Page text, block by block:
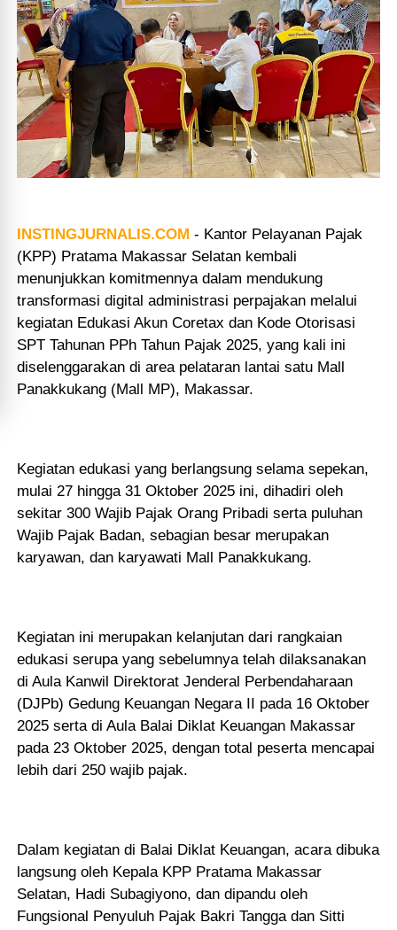
INSTINGJURNALIS.COM - Kantor Pelayanan Pajak
(KPP) Pratama Makassar Selatan kembali
menunjukkan komitmennya dalam mendukung
transformasi digital administrasi perpajakan melalui
kegiatan Edukasi Akun Coretax dan Kode Otorisasi
SPT Tahunan PPh Tahun Pajak 2025, yang kali ini
diselenggarakan di area pelataran lantai satu Mall
Panakkukang (Mall MP), Makassar.
Kegiatan edukasi yang berlangsung selama sepekan,
mulai 27 hingga 31 Oktober 2025 ini, dihadiri oleh
sekitar 300 Wajib Pajak Orang Pribadi serta puluhan
Wajib Pajak Badan, sebagian besar merupakan
karyawan, dan karyawati Mall Panakkukang.
Kegiatan ini merupakan kelanjutan dari rangkaian
edukasi serupa yang sebelumnya telah dilaksanakan
di Aula Kanwil Direktorat Jenderal Perbendaharaan
(DJPb) Gedung Keuangan Negara II pada 16 Oktober
2025 serta di Aula Balai Diklat Keuangan Makassar
pada 23 Oktober 2025, dengan total peserta mencapai
lebih dari 250 wajib pajak.
Dalam kegiatan di Balai Diklat Keuangan, acara dibuka
langsung oleh Kepala KPP Pratama Makassar
Selatan, Hadi Subagiyono, dan dipandu oleh
Fungsional Penyuluh Pajak Bakri Tangga dan Sitti